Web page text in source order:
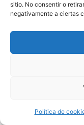
sitio. No consentir o
negativamente a ciertas
Política de
Semilla
Tendrás que
de 5ºC en
donde conserve la